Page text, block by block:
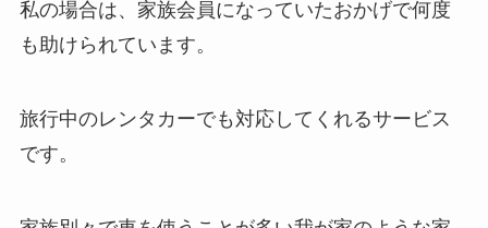
私の場合は、家族会員になっていたおかげで何度
も助けられています。
旅行中のレンタカーでも対応してくれるサービス
です。